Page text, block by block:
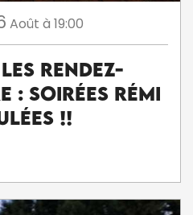
Août à 19:00
Les Rendez-
: Soirées Rémi
!!